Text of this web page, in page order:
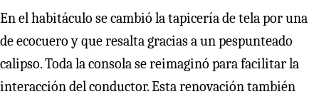
En el habitáculo se cambió la tapicería de tela por una
de ecocuero y que resalta gracias a un pespunteado
calipso. Toda la consola se reimaginó para facilitar la
interacción del conductor. Esta renovación también